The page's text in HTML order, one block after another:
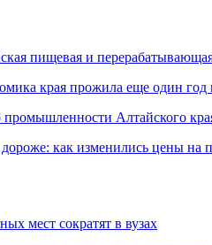
пищевая и
края прожила еще один
Алтайского
как изменились цены на
мест сократят в вузах